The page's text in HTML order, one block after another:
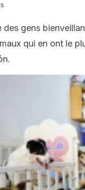
des gens
qui en ont le